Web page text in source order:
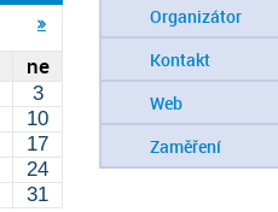
Organizátor
Kontakt
Web
Zaměření
ne
3
10
17
24
31